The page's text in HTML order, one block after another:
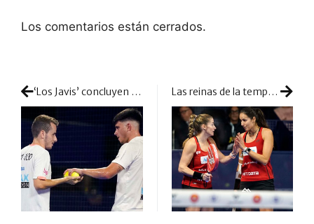
Los comentarios están cerrados.
‘Los Javis’ concluyen su aventura: 2023 les unirá a nuevos compañeros Las reinas de la temporada: así gestaron Salazar y Triay su corona de Maestras y su número 1